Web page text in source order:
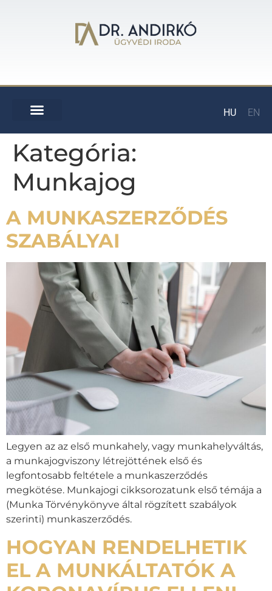
HU EN
Kategória:
Munkajog
A MUNKASZERZŐDÉS
SZABÁLYAI
Legyen az az első munkahely, vagy munkahelyváltás,
a munkajogviszony létrejöttének első és
legfontosabb feltétele a munkaszerződés
megkötése. Munkajogi cikksorozatunk első témája a
(Munka Törvénykönyve által rögzített szabályok
szerinti) munkaszerződés.
HOGYAN RENDELHETIK
EL A MUNKÁLTATÓK A